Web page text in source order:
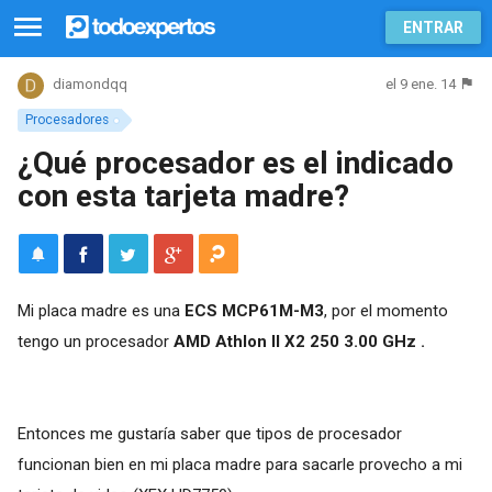
ENTRAR
Procesadores
diamondqq el 9 ene. 14
¿Qué procesador es el indicado
con esta tarjeta madre?
Mi placa madre es una ECS MCP61M-M3, por el momento
tengo un procesador AMD Athlon II X2 250 3.00 GHz .
Entonces me gustaría saber que tipos de procesador
funcionan bien en mi placa madre para sacarle provecho a mi